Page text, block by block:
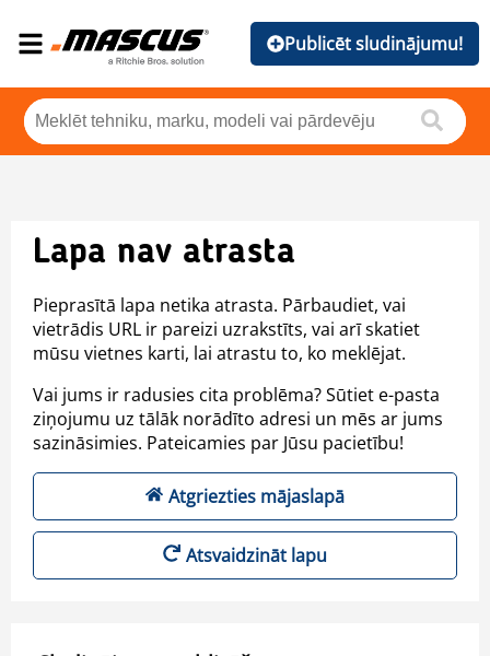
Publicēt sludinājumu!
Lapa nav atrasta
Pieprasītā lapa netika atrasta. Pārbaudiet, vai
vietrādis URL ir pareizi uzrakstīts, vai arī skatiet
mūsu vietnes karti, lai atrastu to, ko meklējat.
Vai jums ir radusies cita problēma? Sūtiet e-pasta
ziņojumu uz tālāk norādīto adresi un mēs ar jums
sazināsimies. Pateicamies par Jūsu pacietību!
Atgriezties mājaslapā
Atsvaidzināt lapu